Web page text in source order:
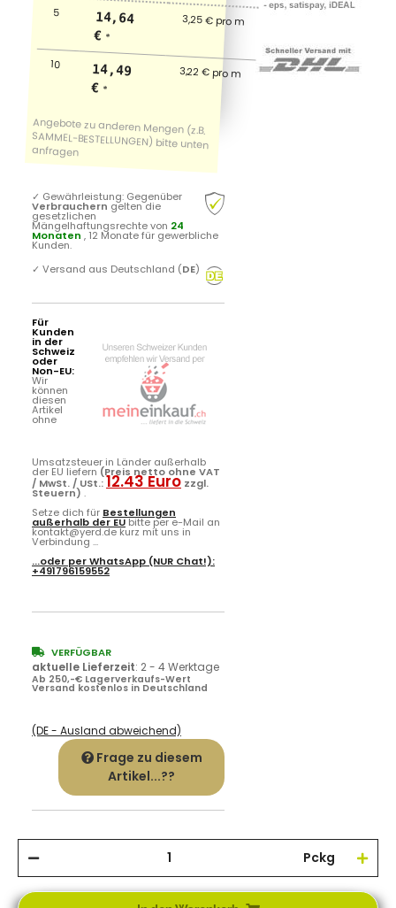
5 14,64
€ *
3,25 € pro m
10 14,49
€ *
3,22 € pro m
✓ Gewährleistung: Gegenüber
Verbrauchern gelten die
gesetzlichen
Mängelhaftungsrechte von 24
Monaten , 12 Monate für gewerbliche
Kunden.
✓ Versand aus Deutschland (DE)
Für
Kunden
in der
Schweiz
oder
Non-EU:
Wir
können
diesen
Artikel
ohne
Umsatzsteuer in Länder außerhalb
der EU liefern (Preis netto ohne VAT
/ MwSt. / USt.:12.43 Euro zzgl.
Steuern) .
Setze dich für Bestellungen
außerhalb der EUbitte per e-Mail an
kontakt@yerd.de kurz mit uns in
Verbindung ...
...oder perWhatsApp (NUR Chat!):
+491796159552
VERFÜGBAR
aktuelle Lieferzeit: 2 - 4 Werktage
Ab 250,-€ Lagerverkaufs-Wert
Versand kostenlos in Deutschland
(DE - Ausland abweichend)
Frage zu diesem
Artikel...??
Pckg